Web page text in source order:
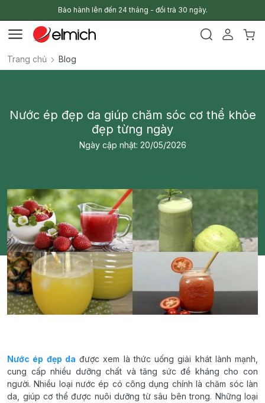
Bảo hành lên đến 24 tháng - đổi trả 30 ngày.
Trang chủ Blog
Nước ép đẹp da giúp chăm sóc cơ thể khỏe
đẹp từng ngày
Ngày cập nhật: 20/05/2026
Nước ép đẹp da được xem là thức uống giải khát lành mạnh,
cung cấp nhiều dưỡng chất và tăng sức đề kháng cho con
người. Nhiều loại nước ép có công dụng chính là chăm sóc làn
da, giúp cơ thể được nuôi dưỡng từ sâu bên trong. Những loại